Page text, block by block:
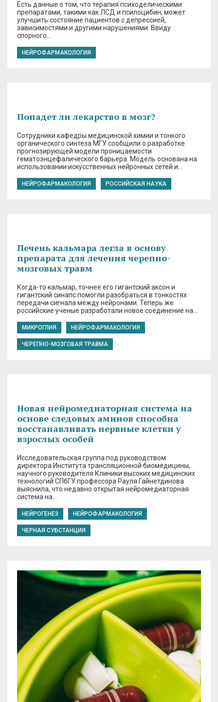
Есть данные о том, что терапия психоделическими
препаратами, такими как ЛСД и псилоцибин, может
улучшить состояние пациентов с депрессией,
зависимостями и другими нарушениями. Ввиду
спорного…
НЕЙРОФАРМАКОЛОГИЯ
Попадет ли лекарство в мозг?
Сотрудники кафедры медицинской химии и тонкого
органического синтеза МГУ сообщили о разработке
прогнозирующей модели проницаемости
гематоэнцефалического барьера. Модель основана на
использовании искусственных нейронных сетей и…
НЕЙРОФАРМАКОЛОГИЯ РОССИЙСКАЯ НАУКА
Печень кальмара легла в основу
препарата для лечения черепно-
мозговых травм
Когда-то кальмар, точнее его гигантский аксон и
гигантский синапс помогли разобраться в тонкостях
передачи сигнала между нейронами. Теперь же
российские ученые разработали новое соединение на…
МИКРОГЛИЯ НЕЙРОФАРМАКОЛОГИЯ
ЧЕРЕПНО-МОЗГОВАЯ ТРАВМА
Новая нейромедиаторная система на
основе следовых аминов способна
восстанавливать нервные клетки у
взрослых особей
Исследовательская группа под руководством
директора Института трансляционной биомедицины,
научного руководителя Клиники высоких медицинских
технологий СПбГУ профессора Рауля Гайнетдинова
выяснила, что недавно открытая нейромедиаторная
система на…
НЕЙРОГЕНЕЗ НЕЙРОФАРМАКОЛОГИЯ
ЧЕРНАЯ СУБСТАНЦИЯ